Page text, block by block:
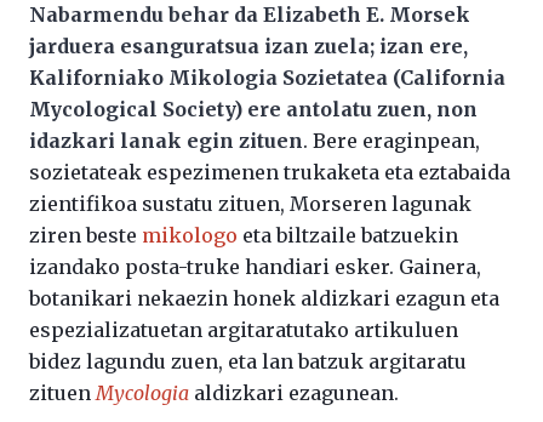
Nabarmendu behar da Elizabeth E. Morsek
jarduera esanguratsua izan zuela; izan ere,
Kaliforniako Mikologia Sozietatea (California
Mycological Society) ere antolatu zuen, non
idazkari lanak egin zituen. Bere eraginpean,
sozietateak espezimenen trukaketa eta eztabaida
zientifikoa sustatu zituen, Morseren lagunak
ziren beste mikologo eta biltzaile batzuekin
izandako posta-truke handiari esker. Gainera,
botanikari nekaezin honek aldizkari ezagun eta
espezializatuetan argitaratutako artikuluen
bidez lagundu zuen, eta lan batzuk argitaratu
zituen Mycologia aldizkari ezagunean.